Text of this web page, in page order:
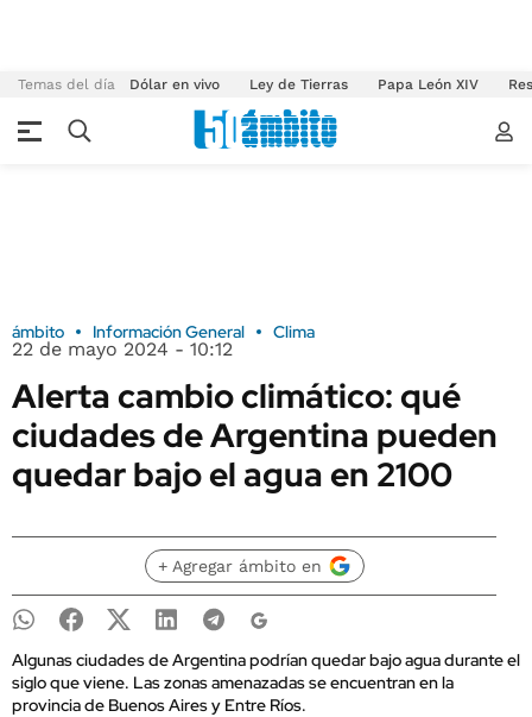
Temas del día Dólar en vivo Ley de Tierras Papa León XIV
ámbito Información General Clima
22 de mayo 2024 - 10:12
Alerta cambio climático: qué
ciudades de Argentina pueden
quedar bajo el agua en 2100
+ Agregar ámbito en
Algunas ciudades de Argentina podrían quedar bajo agua durante el
siglo que viene. Las zonas amenazadas se encuentran en la
provincia de Buenos Aires y Entre Ríos.